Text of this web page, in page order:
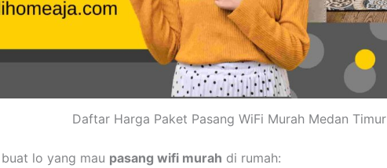
Daftar Harga Paket Pasang WiFi Murah Medan Timur
lo yang mau pasang wifi murah di rumah: